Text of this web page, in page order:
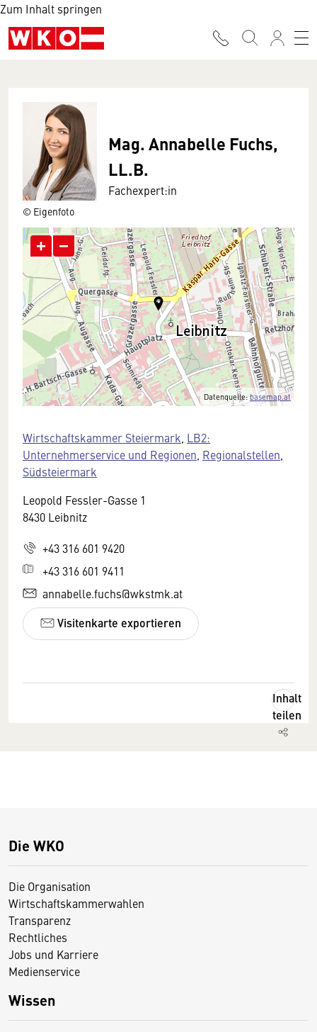
Zum Inhalt springen
© Eigenfoto
Mag. Annabelle Fuchs,
LL.B.
Fachexpert:in
+ −
Datenquelle:basemap.at
Wirtschaftskammer Steiermark LB2:
Unternehmerservice und Regionen Regionalstellen
Südsteiermark
Leopold Fessler-Gasse 1
8430 Leibnitz
+43 316 601 9420
+43 316 601 9411
annabelle.fuchs@wkstmk.at
Visitenkarte exportieren
Inhalt
teilen
Die WKO
Die Organisation
Wirtschaftskammerwahlen
Transparenz
Rechtliches
Jobs und Karriere
Medienservice
Wissen